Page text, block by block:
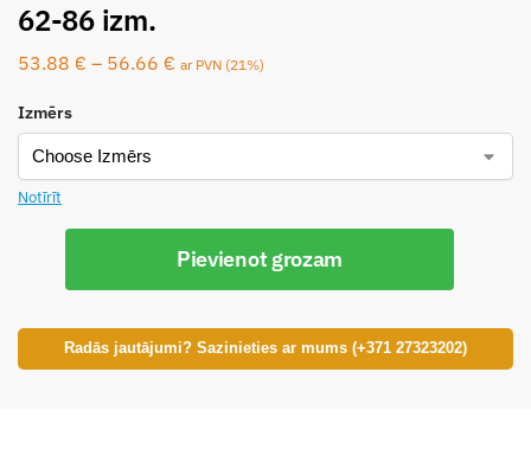
62-86 izm.
53.88 € – 56.66 € ar PVN (21%)
Izmērs
Notīrīt
Pievienot grozam
Radās jautājumi? Sazinieties ar mums (+371 27323202)